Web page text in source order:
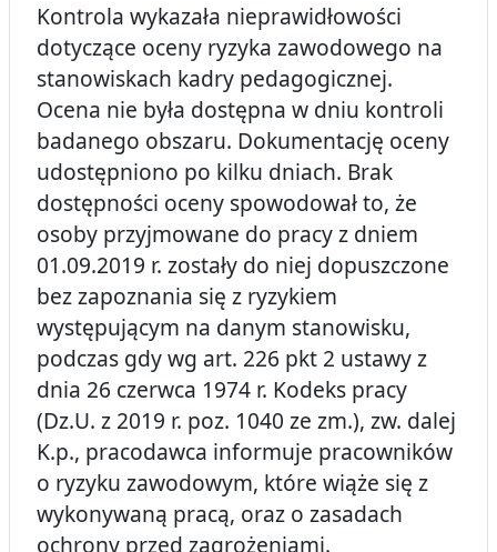
Kontrola wykazała nieprawidłowości
dotyczące oceny ryzyka zawodowego na
stanowiskach kadry pedagogicznej.
Ocena nie była dostępna w dniu kontroli
badanego obszaru. Dokumentację oceny
udostępniono po kilku dniach. Brak
dostępności oceny spowodował to, że
osoby przyjmowane do pracy z dniem
01.09.2019 r. zostały do niej dopuszczone
bez zapoznania się z ryzykiem
występującym na danym stanowisku,
podczas gdy wg art. 226 pkt 2 ustawy z
dnia 26 czerwca 1974 r. Kodeks pracy
(Dz.U. z 2019 r. poz. 1040 ze zm.), zw. dalej
K.p., pracodawca informuje pracowników
o ryzyku zawodowym, które wiąże się z
wykonywaną pracą, oraz o zasadach
ochrony przed zagrożeniami.